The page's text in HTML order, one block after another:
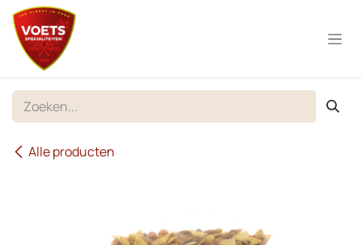
Overslaan naar inhoud
Alle producten